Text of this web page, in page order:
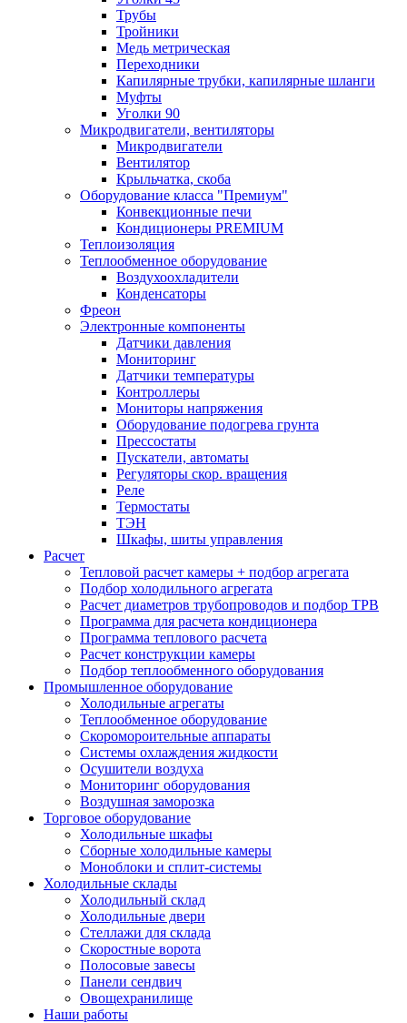
Трубы
Тройники
Медь метрическая
Переходники
Капилярные трубки, капилярные шланги
Муфты
Уголки 90
Микродвигатели, вентиляторы
Микродвигатели
Вентилятор
Крыльчатка, скоба
Оборудование класса "Премиум"
Конвекционные печи
Кондиционеры PREMIUM
Теплоизоляция
Теплообменное оборудование
Воздухоохладители
Конденсаторы
Фреон
Электронные компоненты
Датчики давления
Мониторинг
Датчики температуры
Контроллеры
Мониторы напряжения
Оборудование подогрева грунта
Прессостаты
Пускатели, автоматы
Регуляторы скор. вращения
Реле
Термостаты
ТЭН
Шкафы, шиты управления
Расчет
Тепловой расчет камеры + подбор агрегата
Подбор холодильного агрегата
Расчет диаметров трубопроводов и подбор ТРВ
Программа для расчета кондиционера
Программа теплового расчета
Расчет конструкции камеры
Подбор теплообменного оборудования
Промышленное оборудование
Холодильные агрегаты
Теплообменное оборудование
Скоромороительные аппараты
Системы охлаждения жидкости
Осушители воздуха
Мониторинг оборудования
Воздушная заморозка
Торговое оборудование
Холодильные шкафы
Сборные холодильные камеры
Моноблоки и сплит-системы
Холодильные склады
Холодильный склад
Холодильные двери
Стеллажи для склада
Скоростные ворота
Полосовые завесы
Панели сендвич
Овощехранилище
Наши работы